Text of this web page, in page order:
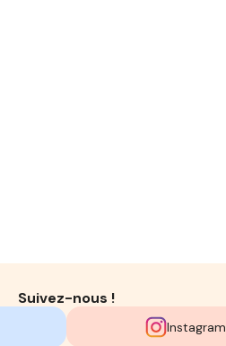
Suivez-nous !
Instagram